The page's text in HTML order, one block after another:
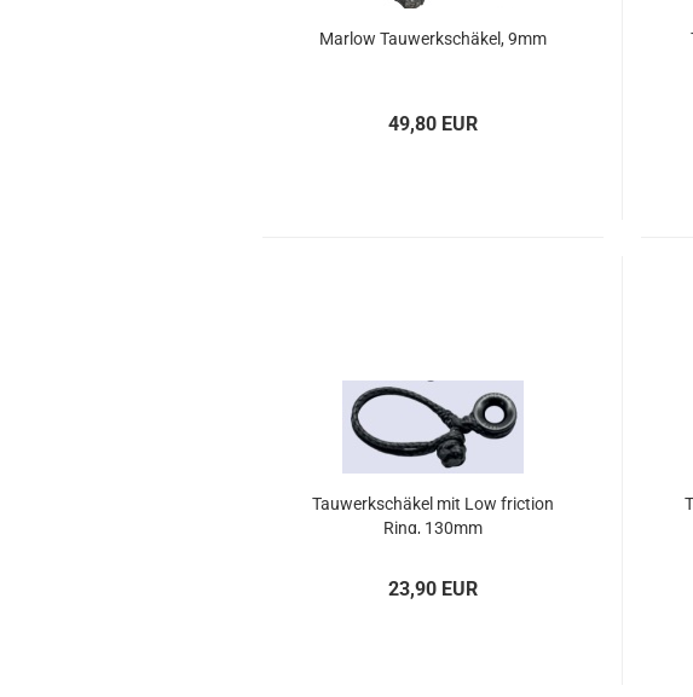
Mar­low Tau­werk­schä­kel, 9mm
49,80 EUR
Tau­werk­schä­kel mit Low fric­tion
Ring, 130mm
23,90 EUR